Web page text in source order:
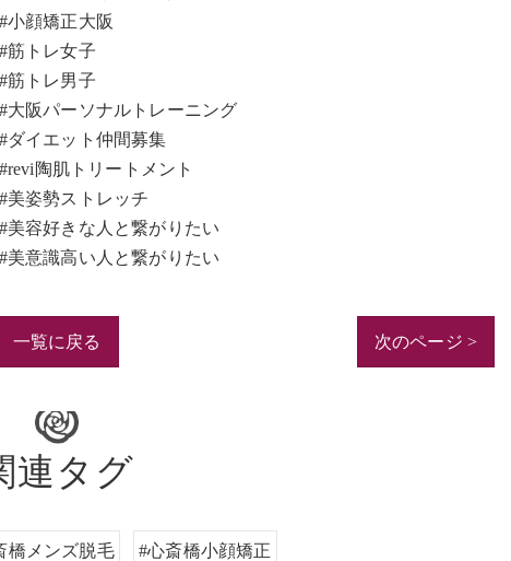
#小顔矯正大阪
#筋トレ女子
#筋トレ男子
#大阪パーソナルトレーニング
#ダイエット仲間募集
#revi陶肌トリートメント
#美姿勢ストレッチ
#美容好きな人と繋がりたい
#美意識高い人と繋がりたい
一覧に戻る 次のページ >
連タグ
橋メンズ脱毛 #心斎橋小顔矯正